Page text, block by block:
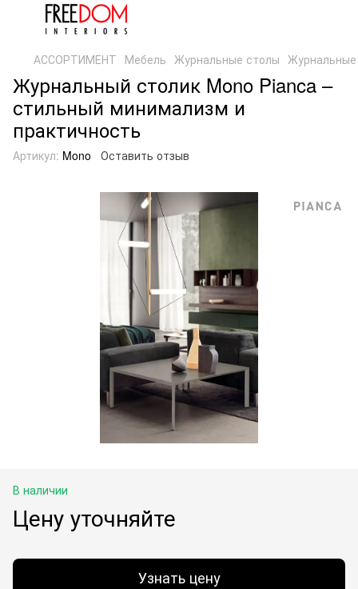
АССОРТИМЕНТ Мебель Журнальные столы
Журнальный столик Mono Pianca –
стильный минимализм и
практичность
Артикул: Mono Оставить отзыв
В наличии
Цену уточняйте
Узнать цену